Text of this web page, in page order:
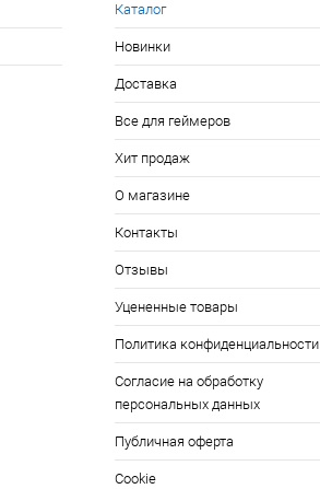
Каталог
Новинки
Доставка
Все для геймеров
Хит продаж
О магазине
Контакты
Отзывы
Уцененные товары
Политика конфиденциальности
Согласие на обработку
персональных данных
Публичная оферта
Cookie